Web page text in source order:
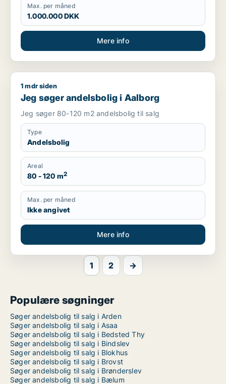
Max. per måned
1.000.000 DKK
Mere info
Jeg søger andelsbolig i Aalborg
1 mdr siden
Jeg søger andelsbolig i Aalborg
Jeg søger 80-120 m2 andelsbolig til salg
Type
Andelsbolig
Areal
80 - 120 m2
Max. per måned
Ikke angivet
Mere info
1 2 →
Populære søgninger
Søger andelsbolig til salg i Arden
Søger andelsbolig til salg i Asaa
Søger andelsbolig til salg i Bedsted Thy
Søger andelsbolig til salg i Bindslev
Søger andelsbolig til salg i Blokhus
Søger andelsbolig til salg i Brovst
Søger andelsbolig til salg i Brønderslev
Søger andelsbolig til salg i Bælum